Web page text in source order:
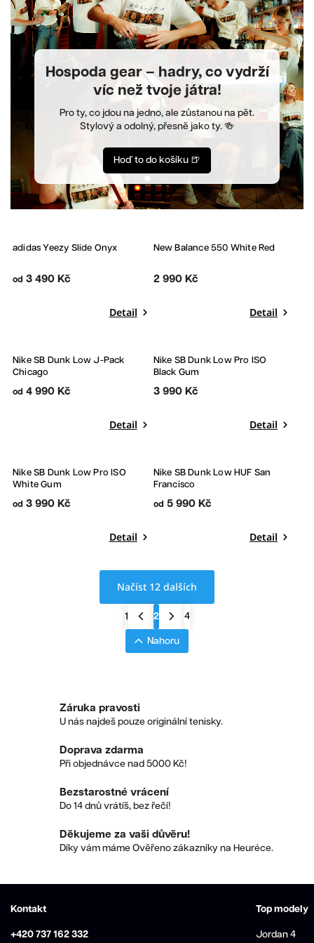
Hospoda gear – hadry, co vydrží
víc než tvoje játra!
Pro ty, co jdou na jedno, ale zůstanou na pět.
Stylový a odolný, přesně jako ty. 🍻
Hoď to do košíku 🍺
adidas Yeezy Slide Onyx
od 3 490 Kč
Detail
New Balance 550 White Red
2 990 Kč
Detail
Nike SB Dunk Low J-Pack
Chicago
od 4 990 Kč
Detail
Nike SB Dunk Low Pro ISO
Black Gum
3 990 Kč
Detail
Nike SB Dunk Low Pro ISO
White Gum
od 3 990 Kč
Detail
Nike SB Dunk Low HUF San
Francisco
od 5 990 Kč
Detail
Načíst 12 dalších
1 2 4
Nahoru
Záruka pravosti
U nás najdeš pouze originální tenisky.
Doprava zdarma
Při objednávce nad 5000 Kč!
Bezstarostné vrácení
Do 14 dnů vrátíš, bez řečí!
Děkujeme za vaši důvěru!
Díky vám máme Ověřeno zákazníky na Heuréce.
Kontakt
+420 737 162 332
Top modely
Jordan 4